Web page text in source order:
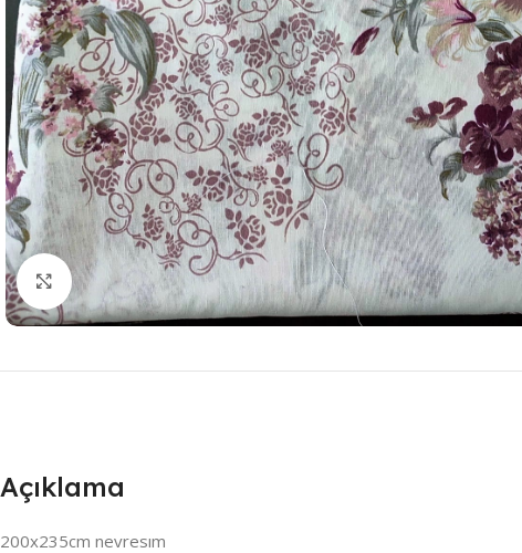
Resmi Büyüt
Açıklama
200x235cm nevresım